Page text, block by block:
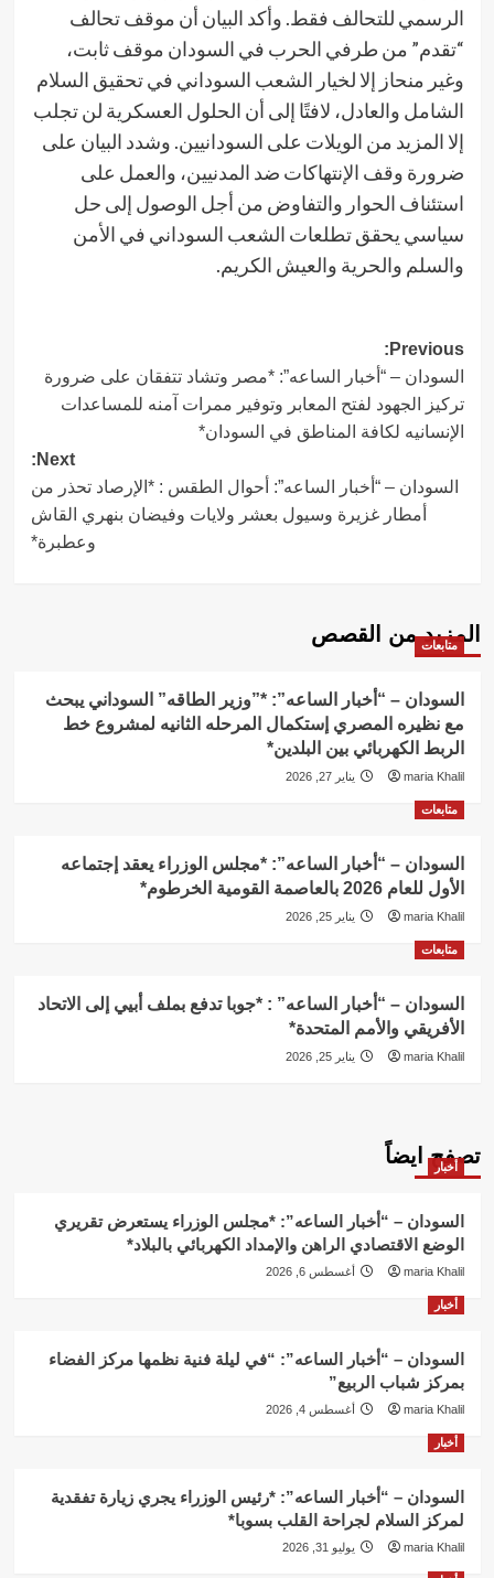
الرسمي للتحالف فقط. وأكد البيان أن موقف تحالف
“تقدم” من طرفي الحرب في السودان موقف ثابت،
وغير منحاز إلا لخيار الشعب السوداني في تحقيق السلام
الشامل والعادل، لافتًا إلى أن الحلول العسكرية لن تجلب
إلا المزيد من الويلات على السودانيين. وشدد البيان على
ضرورة وقف الإنتهاكات ضد المدنيين، والعمل على
استئناف الحوار والتفاوض من أجل الوصول إلى حل
سياسي يحقق تطلعات الشعب السوداني في الأمن
والسلم والحرية والعيش الكريم.
Post
navigation
Previous:
السودان – “أخبار الساعه”: *مصر وتشاد تتفقان على ضرورة
تركيز الجهود لفتح المعابر وتوفير ممرات آمنه للمساعدات
الإنسانيه لكافة المناطق في السودان*
Next:
السودان – “أخبار الساعه”: أحوال الطقس : *الإرصاد تحذر من
أمطار غزيرة وسيول بعشر ولايات وفيضان بنهري القاش
وعطبرة*
المزيد من القصص
متابعات
السودان – “أخبار الساعه”: *”وزير الطاقه” السوداني يبحث
مع نظيره المصري إستكمال المرحله الثانيه لمشروع خط
الربط الكهربائي بين البلدين*
maria Khalil يناير 27, 2026
متابعات
السودان – “أخبار الساعه”: *مجلس الوزراء يعقد إجتماعه
الأول للعام 2026 بالعاصمة القومية الخرطوم*
maria Khalil يناير 25, 2026
متابعات
السودان – “أخبار الساعه” : *جوبا تدفع بملف أبيي إلى الاتحاد
الأفريقي والأمم المتحدة*
maria Khalil يناير 25, 2026
تصفح ايضاً
أخبار
السودان – “أخبار الساعه”: *مجلس الوزراء يستعرض تقريري
الوضع الاقتصادي الراهن والإمداد الكهربائي بالبلاد*
maria Khalil أغسطس 6, 2026
أخبار
السودان – “أخبار الساعه”: “في ليلة فنية نظمها مركز الفضاء
بمركز شباب الربيع”
maria Khalil أغسطس 4, 2026
أخبار
السودان – “أخبار الساعه”: *رئيس الوزراء يجري زيارة تفقدية
لمركز السلام لجراحة القلب بسوبا*
maria Khalil يوليو 31, 2026